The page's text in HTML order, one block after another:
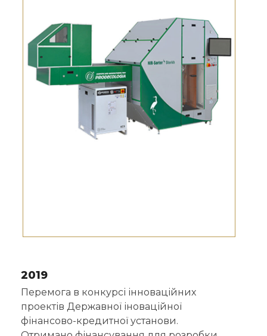
2019
Перемога в конкурсі інноваційних
проектів Державної іноваційної
фінансово-кредитної установи.